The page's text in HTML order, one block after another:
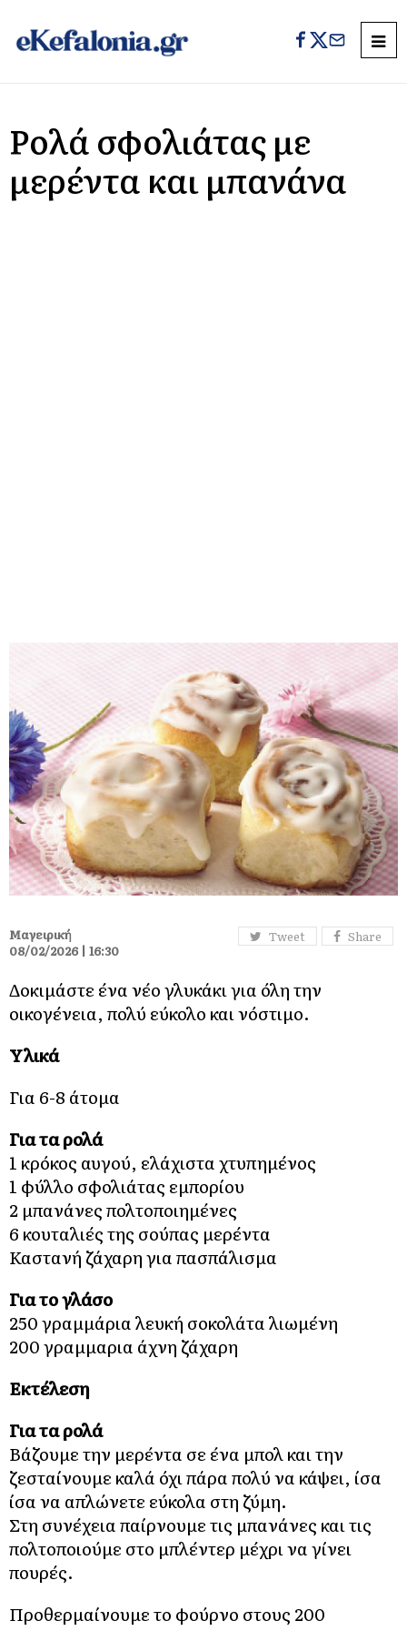
Ρολά σφολιάτας με
μερέντα και μπανάνα
Tweet Share
Μαγειρική
08/02/2026 | 16:30
Δοκιμάστε ένα νέο γλυκάκι για όλη την
οικογένεια, πολύ εύκολο και νόστιμο.
Υλικά
Για 6-8 άτομα
Για τα ρολά
1 κρόκος αυγού, ελάχιστα χτυπημένος
1 φύλλο σφολιάτας εμπορίου
2 μπανάνες πολτοποιημένες
6 κουταλιές της σούπας μερέντα
Καστανή ζάχαρη για πασπάλισμα
Για το γλάσο
250 γραμμάρια λευκή σοκολάτα λιωμένη
200 γραμμαρια άχνη ζάχαρη
Εκτέλεση
Για τα ρολά
Βάζουμε την μερέντα σε ένα μπολ και την
ζεσταίνουμε καλά όχι πάρα πολύ να κάψει, ίσα
ίσα να απλώνετε εύκολα στη ζύμη.
Στη συνέχεια παίρνουμε τις μπανάνες και τις
πολτοποιούμε στο μπλέντερ μέχρι να γίνει
πουρές.
Προθερμαίνουμε το φούρνο στους 200